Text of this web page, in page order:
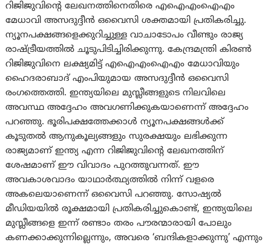
റിജിജുവിന്റെ ലേഖനത്തിനെതിരെ എഐഎംഐഎം
മേധാവി അസദുദ്ദീൻ ഒവൈസി ശക്തമായി പ്രതികരിച്ചു.
ന്യൂനപക്ഷങ്ങളെക്കുറിച്ചുള്ള വാചാടോപം വീണ്ടും രാജ്യ
രാഷ്ട്രീയത്തിൽ ചൂടുപിടിച്ചിരിക്കുന്നു. കേന്ദ്രമന്ത്രി കിരൺ
റിജിജുവിനെ ലക്ഷ്യമിട്ട് എഐഎംഐഎം മേധാവിയും
ഹൈദരാബാദ് എംപിയുമായ അസദുദ്ദീൻ ഒവൈസി
രംഗത്തെത്തി. ഇന്ത്യയിലെ മുസ്ലീങ്ങളുടെ നിലവിലെ
അവസ്ഥ അദ്ദേഹം അവഗണിക്കുകയാണെന്ന് അദ്ദേഹം
പറഞ്ഞു. ഭൂരിപക്ഷത്തേക്കാൾ ന്യൂനപക്ഷങ്ങൾക്ക്
കൂടുതൽ ആനുകൂല്യങ്ങളും സുരക്ഷയും ലഭിക്കുന്ന
രാജ്യമാണ് ഇന്ത്യ എന്ന റിജിജുവിന്റെ ലേഖനത്തിന്
ശേഷമാണ് ഈ വിവാദം പുറത്തുവന്നത്. ഈ
അവകാശവാദം യാഥാർത്ഥ്യത്തിൽ നിന്ന് വളരെ
അകലെയാണെന്ന് ഒവൈസി പറഞ്ഞു. സോഷ്യൽ
മീഡിയയിൽ രൂക്ഷമായി പ്രതികരിച്ചുകൊണ്ട്, ഇന്ത്യയിലെ
മുസ്ലീങ്ങളെ ഇന്ന് രണ്ടാം തരം പൗരന്മാരായി പോലും
കണക്കാക്കുന്നില്ലെന്നും, അവരെ ‘ബന്ദികളാക്കുന്നു’ എന്നും